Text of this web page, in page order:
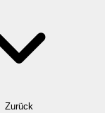
Zurück